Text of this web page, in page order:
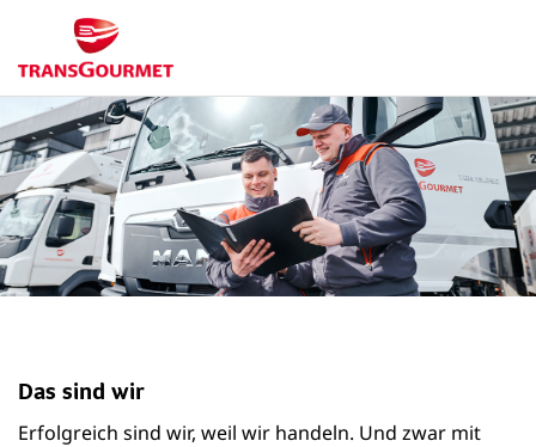
Das sind wir
Erfolgreich sind wir, weil wir handeln. Und zwar mit